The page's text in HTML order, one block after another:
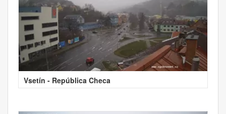
Vsetín - República Checa